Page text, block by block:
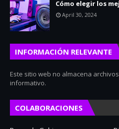
Cómo elegir los
April 30, 2024
INFORMACIÓN RELEVANTE
Este sitio web no almacena
informativo.
COLABORACIONES